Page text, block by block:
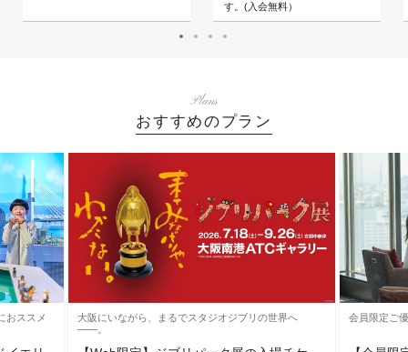
す。(入会無料）
Plans
おすすめのプラン
おススメ
大阪にいながら、まるでスタジオジブリの世界へ
――。
会員限定ご